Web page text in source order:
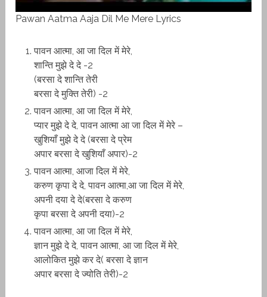
Pawan Aatma Aaja Dil Me Mere Lyrics
पावन आत्मा, आ जा दिल में मेरे,
शान्ति मुझे दे दे -2
(बरसा दे शान्ति तेरी
बरसा दे मुक्ति तेरी) -2
पावन आत्मा, आ जा दिल में मेरे,
प्यार मुझे दे दे, पावन आत्मा आ जा दिल में मेरे –
खुशियाँ मुझे दे दे (बरसा दे प्रेम
अपार बरसा दे खुशियाँ अपार)-2
पावन आत्मा, आजा दिल में मेरे,
करुण कृपा दे दे, पावन आत्मा,आ जा दिल में मेरे,
अपनी दया दे दे(बरसा दे करुण
कृपा बरसा दे अपनी दया)-2
पावन आत्मा, आ जा दिल में मेरे,
ज्ञान मुझे दे दे, पावन आत्मा, आ जा दिल में मेरे,
आलोकित मुझे कर दे( बरसा दे ज्ञान
अपार बरसा दे ज्योति तेरी)-2